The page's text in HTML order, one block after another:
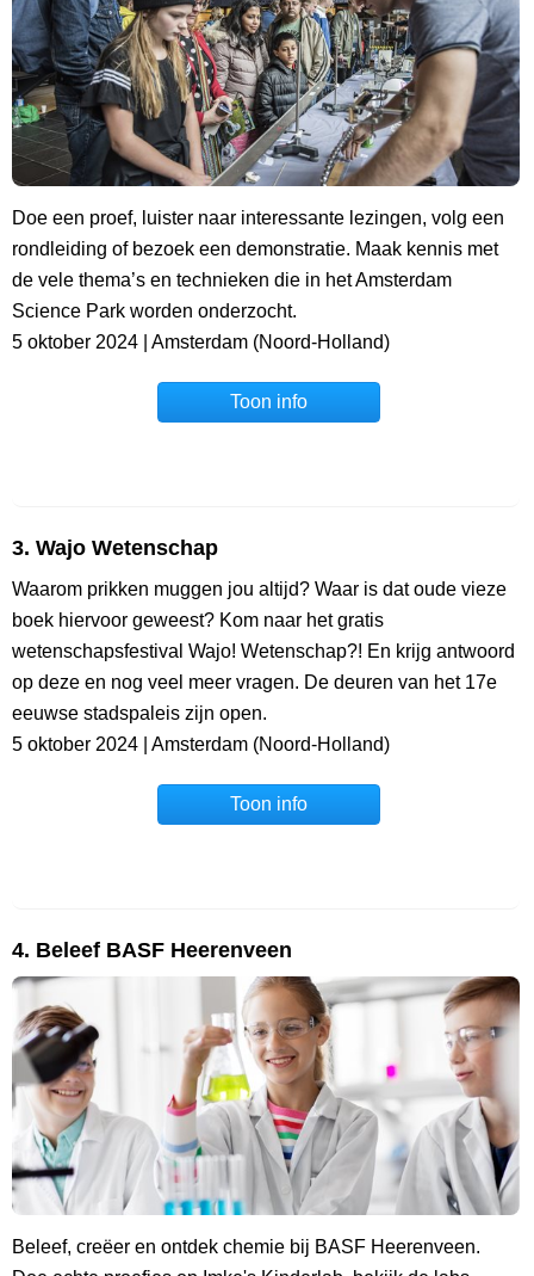
Doe een proef, luister naar interessante lezingen, volg een
rondleiding of bezoek een demonstratie. Maak kennis met
de vele thema’s en technieken die in het Amsterdam
Science Park worden onderzocht.
5 oktober 2024 | Amsterdam (Noord-Holland)
Toon info
3. Wajo Wetenschap
Waarom prikken muggen jou altijd? Waar is dat oude vieze
boek hiervoor geweest? Kom naar het gratis
wetenschapsfestival Wajo! Wetenschap?! En krijg antwoord
op deze en nog veel meer vragen. De deuren van het 17e
eeuwse stadspaleis zijn open.
5 oktober 2024 | Amsterdam (Noord-Holland)
Toon info
4. Beleef BASF Heerenveen
Beleef, creëer en ontdek chemie bij BASF Heerenveen.